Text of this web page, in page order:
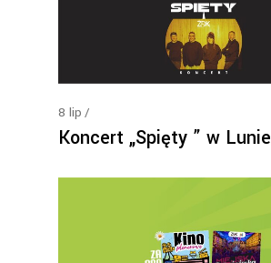
8 lip
Koncert „Spięty ” w Lunie